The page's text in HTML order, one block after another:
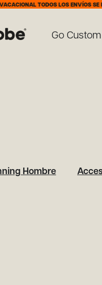
TODOS LOS ENVÍOS SE
Go Custom
Hombre